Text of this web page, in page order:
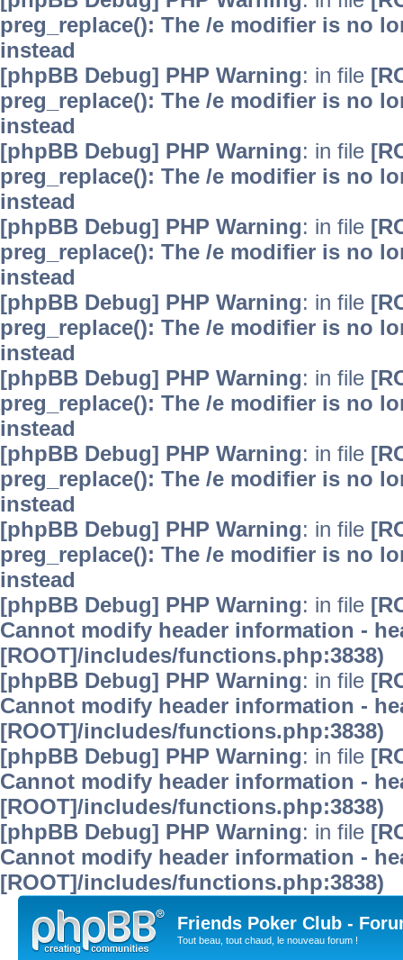
preg_replace(): The /e modifier is no
instead
[phpBB Debug] PHP Warning: in file
preg_replace(): The /e modifier is no
instead
[phpBB Debug] PHP Warning: in file
preg_replace(): The /e modifier is no
instead
[phpBB Debug] PHP Warning: in file
preg_replace(): The /e modifier is no
instead
[phpBB Debug] PHP Warning: in file
preg_replace(): The /e modifier is no
instead
[phpBB Debug] PHP Warning: in file
preg_replace(): The /e modifier is no
instead
[phpBB Debug] PHP Warning: in file
preg_replace(): The /e modifier is no
instead
[phpBB Debug] PHP Warning: in file
preg_replace(): The /e modifier is no
instead
[phpBB Debug] PHP Warning: in file
Cannot modify header information -
[ROOT]/includes/functions.php:3838)
[phpBB Debug] PHP Warning: in file
Cannot modify header information -
[ROOT]/includes/functions.php:3838)
[phpBB Debug] PHP Warning: in file
Cannot modify header information -
[ROOT]/includes/functions.php:3838)
[phpBB Debug] PHP Warning: in file
Cannot modify header information -
[ROOT]/includes/functions.php:3838)
Friends Poker Club -
Tout beau, tout chaud, le nouveau forum !